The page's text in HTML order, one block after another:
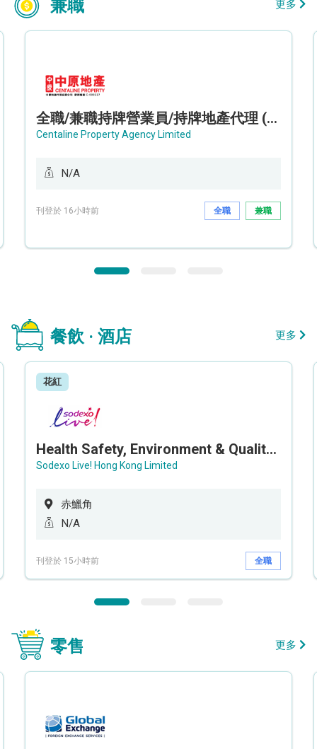
兼職 更多
全職/兼職持牌營業員/持牌地產代理 (長沙灣/將軍澳/油塘)
Centaline Property Agency Limited
N/A
刊登於 16小時前 全職 兼職
餐飲 · 酒店 更多
花紅
Health Safety, Environment & Quality Assurance Officer (Maternity cover – 5 months contract)
Sodexo Live! Hong Kong Limited
赤鱲角
N/A
刊登於 15小時前 全職
零售 更多